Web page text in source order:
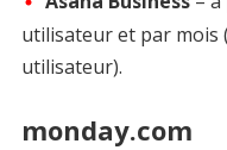
utilisateur et par mois
utilisateur).
monday.com